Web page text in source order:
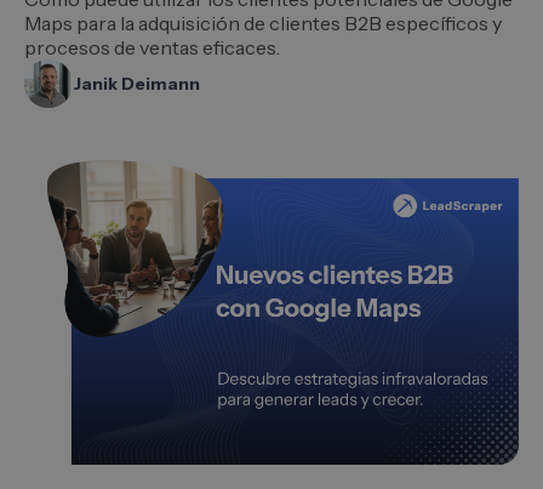
Maps para la adquisición de clientes B2B específicos y
procesos de ventas eficaces.
Janik Deimann